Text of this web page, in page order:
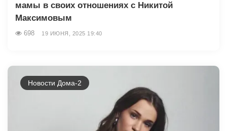
мамы в своих отношениях с Никитой
Максимовым
698 19 ИЮНЯ, 2025 19:40
Новости Дома-2